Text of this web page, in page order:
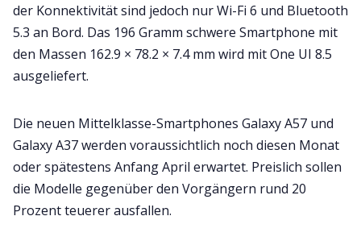
der Konnektivität sind jedoch nur Wi-Fi 6 und Bluetooth
5.3 an Bord. Das 196 Gramm schwere Smartphone mit
den Massen 162.9 × 78.2 × 7.4 mm wird mit One UI 8.5
ausgeliefert.
Die neuen Mittelklasse-Smartphones Galaxy A57 und
Galaxy A37 werden voraussichtlich noch diesen Monat
oder spätestens Anfang April erwartet. Preislich sollen
die Modelle gegenüber den Vorgängern rund 20
Prozent teuerer ausfallen.